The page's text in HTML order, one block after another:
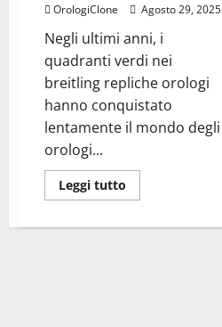
OrologiClone Agosto 29, 2025
Negli ultimi anni, i
quadranti verdi nei
breitling repliche orologi
hanno conquistato
lentamente il mondo degli
orologi...
Leggi tutto
di
Il